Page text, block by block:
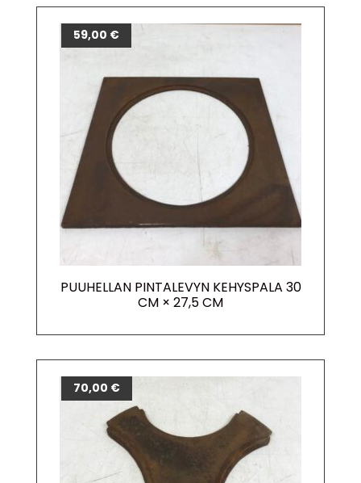
PUUHELLAN PINTALEVYN KEHYSPALA 30
CM × 27,5 CM
59,00 €
70,00 €